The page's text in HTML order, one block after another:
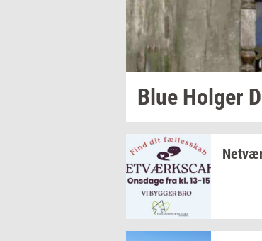
Blue Hol­ger